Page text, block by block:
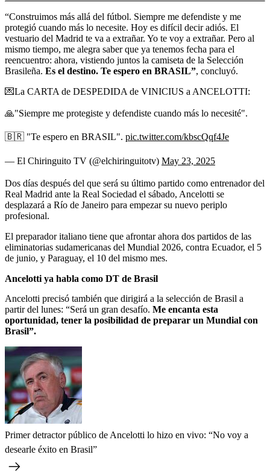
“Construimos más allá del fútbol. Siempre me defendiste y me
protegió cuando más lo necesite. Hoy es difícil decir adiós. El
vestuario del Madrid te va a extrañar. Yo te voy a extrañar. Pero al
mismo tiempo, me alegra saber que ya tenemos fecha para el
reencuentro: ahora, vistiendo juntos la camiseta de la Selección
Brasileña. Es el destino. Te espero en BRASIL”, concluyó.
💌La CARTA de DESPEDIDA de VINICIUS a ANCELOTTI:
🙏"Siempre me protegiste y defendiste cuando más lo necesité".
🇧🇷 "Te espero en BRASIL". pic.twitter.com/kbscQqf4Je
— El Chiringuito TV (@elchiringuitotv) May 23, 2025
Dos días después del que será su último partido como entrenador del
Real Madrid ante la Real Sociedad el sábado, Ancelotti se
desplazará a Río de Janeiro para empezar su nuevo periplo
profesional.
El preparador italiano tiene que afrontar ahora dos partidos de las
eliminatorias sudamericanas del Mundial 2026, contra Ecuador, el 5
de junio, y Paraguay, el 10 del mismo mes.
Ancelotti ya habla como DT de Brasil
Ancelotti precisó también que dirigirá a la selección de Brasil a
partir del lunes: “Será un gran desafío. Me encanta esta
oportunidad, tener la posibilidad de preparar un Mundial con
Brasil”.
Primer detractor público de Ancelotti lo hizo en vivo: “No voy a
desearle éxito en Brasil”